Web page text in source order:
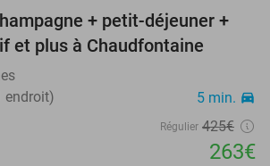
38%
+ petit-déjeuner +
et plus à Chaudfontaine
endroit)
5 min. directions_car
Régulier 425€
263€